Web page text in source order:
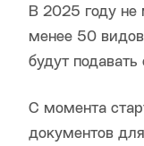
В 2025 году не
менее 50
будут
С момента
документов